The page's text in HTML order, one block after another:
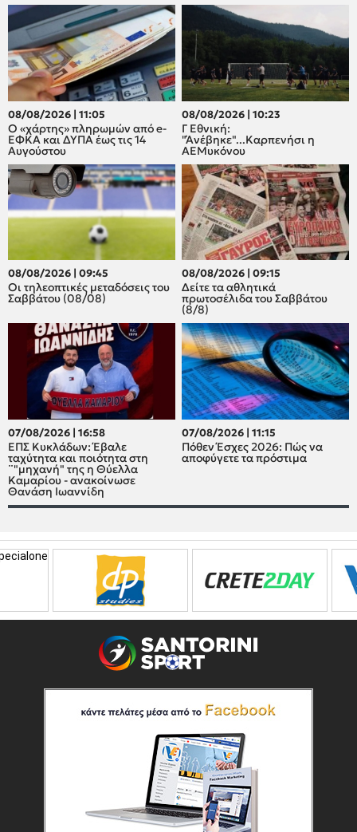
08/08/2026 | 11:05
Ο «χάρτης» πληρωμών από e-
ΕΦΚΑ και ΔΥΠΑ έως τις 14
Αυγούστου
08/08/2026 | 10:23
Γ Εθνική:
"Άνέβηκε"...Καρπενήσι η
ΑΕΜυκόνου
08/08/2026 | 09:45
Οι τηλεοπτικές μεταδόσεις του
Σαββάτου (08/08)
08/08/2026 | 09:15
Δείτε τα αθλητικά
πρωτοσέλιδα του Σαββάτου
(8/8)
07/08/2026 | 16:58
ΕΠΣ Κυκλάδων: Έβαλε
ταχύτητα και ποιότητα στη
¨"μηχανή" της η Θύελλα
Καμαρίου - ανακοίνωσε
Θανάση Ιωαννίδη
07/08/2026 | 11:15
Πόθεν Έσχες 2026: Πώς να
αποφύγετε τα πρόστιμα